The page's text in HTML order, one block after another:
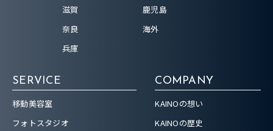
滋賀
奈良
兵庫
鹿児島
海外
SERVICE
移動美容室
フォトスタジオ
COMPANY
KAINOの想い
KAINOの歴史